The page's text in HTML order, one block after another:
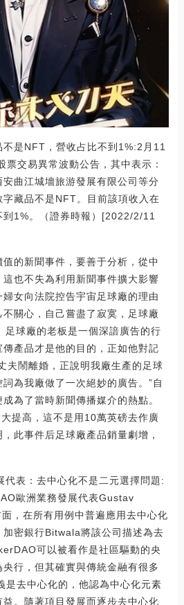
是NFT，營收占比不到1%:2月11
票交易異常波動公告，其中表示：
曲江城墻旅游發展有限公司等分
藏品不是NFT。目前該項收入在
到1%。（證券時報）[2022/2/11
的新聞事件，要善于分析，從中
也不失為利用新聞事件擴大影響
女向法院控告宇宙足球廠的理由
關心，自己嘗盡了寂寞，足球廠
足球廠的老板是一個深諳廣告的行
產品才是他的目的，正如他對記
夫鬧離婚，正說明我廠生產的足球
為我廠做了一次絕妙的廣告。”自
為了當時新聞傳播媒介的熱點。
提高，這不是用10萬英磅去作廣
此事件后足球廠產品銷量劇增，
表：去中心化不是二元選擇問題:
歐洲業務發展代表Gustav
，在所有用例中普遍應用去中心化
密銀行Bitwala將該公司描述為去
可以被看作是社區驅動的央
行，但其確實與傳統金融有很多
是去中心化的，他認為中心化元素
。隨著項目發展而逐步去中心化